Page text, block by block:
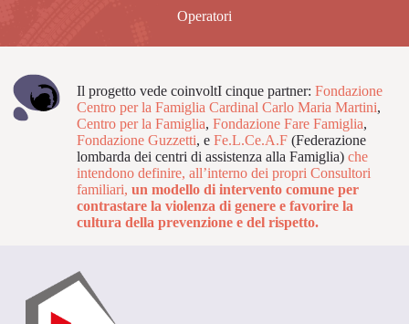
Operatori
Il progetto vede coinvoltI cinque partner: Fondazione
Centro per la Famiglia Cardinal Carlo Maria Martini,
Centro per la Famiglia, Fondazione Fare Famiglia,
Fondazione Guzzetti, e Fe.L.Ce.A.F (Federazione
lombarda dei centri di assistenza alla Famiglia) che
intendono definire, all’interno dei propri Consultori
familiari, un modello di intervento comune per
contrastare la violenza di genere e favorire la
cultura della prevenzione e del rispetto.